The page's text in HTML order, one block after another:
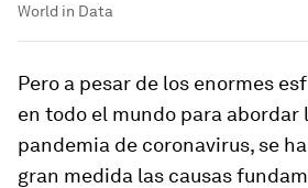
World in Data
Pero a pesar de los enormes
en todo el mundo para abordar
pandemia de coronavirus, se
gran medida las causas